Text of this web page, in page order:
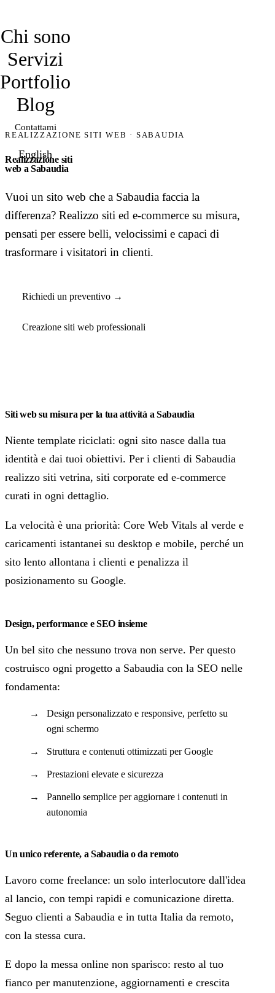
Chi sono
Servizi
Portfolio
Blog
Contattami
English
REALIZZAZIONE SITI WEB · SABAUDIA
Realizzazione siti
web a Sabaudia
Vuoi un sito web che a Sabaudia faccia la
differenza? Realizzo siti ed e-commerce su misura,
pensati per essere belli, velocissimi e capaci di
trasformare i visitatori in clienti.
Richiedi un preventivo →
Creazione siti web professionali
Siti web su misura per la tua attività a Sabaudia
Niente template riciclati: ogni sito nasce dalla tua
identità e dai tuoi obiettivi. Per i clienti di Sabaudia
realizzo siti vetrina, siti corporate ed e-commerce
curati in ogni dettaglio.
La velocità è una priorità: Core Web Vitals al verde e
caricamenti istantanei su desktop e mobile, perché un
sito lento allontana i clienti e penalizza il
posizionamento su Google.
Design, performance e SEO insieme
Un bel sito che nessuno trova non serve. Per questo
costruisco ogni progetto a Sabaudia con la SEO nelle
fondamenta:
Design personalizzato e responsive, perfetto su
ogni schermo
Struttura e contenuti ottimizzati per Google
Prestazioni elevate e sicurezza
Pannello semplice per aggiornare i contenuti in
autonomia
Un unico referente, a Sabaudia o da remoto
Lavoro come freelance: un solo interlocutore dall'idea
al lancio, con tempi rapidi e comunicazione diretta.
Seguo clienti a Sabaudia e in tutta Italia da remoto,
con la stessa cura.
E dopo la messa online non sparisco: resto al tuo
fianco per manutenzione, aggiornamenti e crescita